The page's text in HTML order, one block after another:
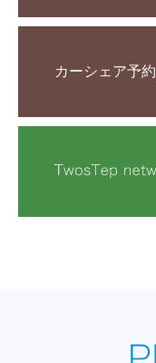
カーシェア予約